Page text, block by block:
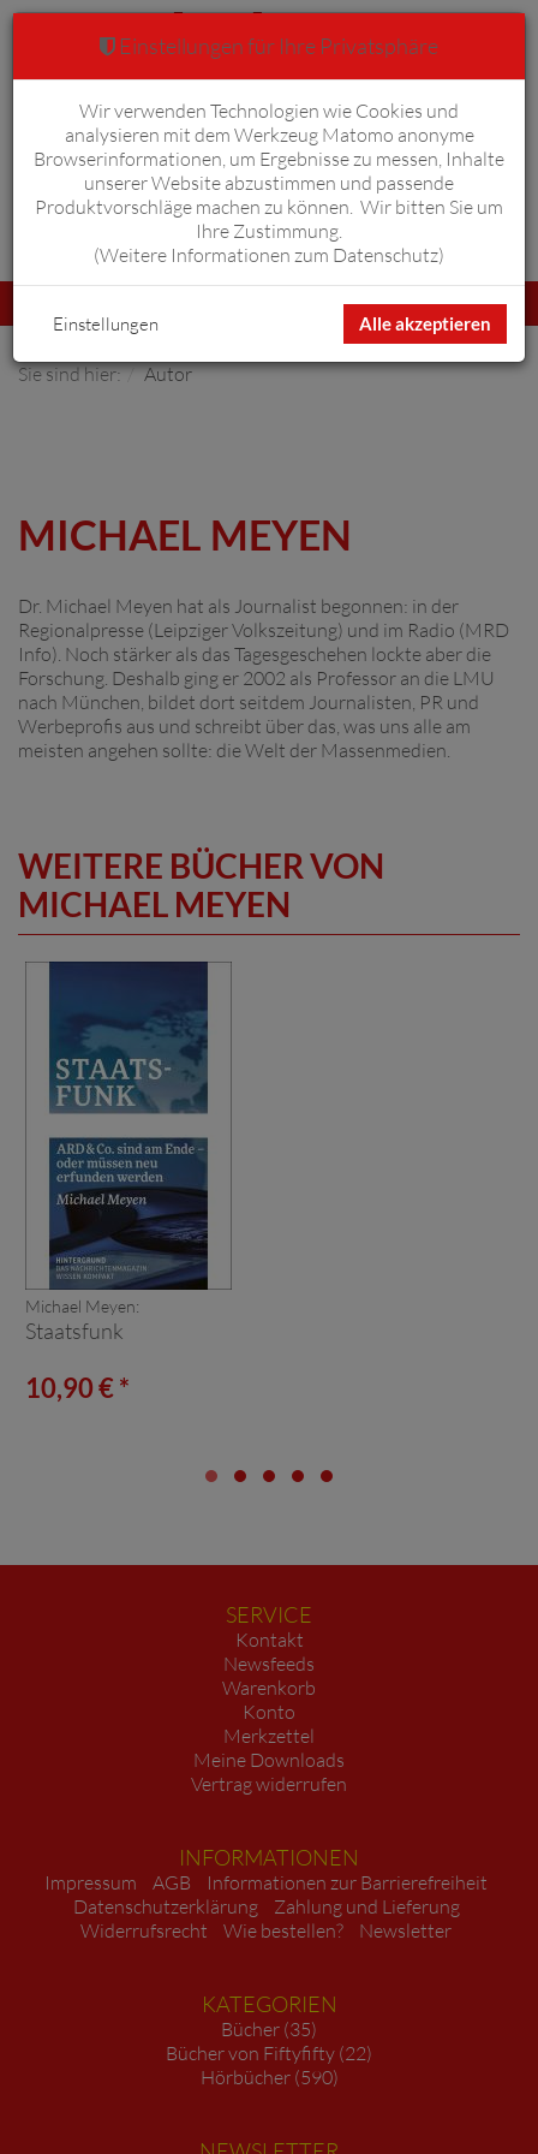
Anmelden Warenkorb 0
umschalten
Sie sind hier: Autor
MICHAEL MEYEN
Dr. Michael Meyen hat als Journalist begonnen: in der
Regionalpresse (Leipziger Volkszeitung) und im Radio (MRD
Info). Noch stärker als das Tagesgeschehen lockte aber die
Forschung. Deshalb ging er 2002 als Professor an die LMU
nach München, bildet dort seitdem Journalisten, PR und
Werbeprofis aus und schreibt über das, was uns alle am
meisten angehen sollte: die Welt der Massenmedien.
WEITERE BÜCHER VON
MICHAEL MEYEN
Michael Meyen:
Staatsfunk
10,90 € *
SERVICE
Kontakt
Newsfeeds
Warenkorb
Konto
Merkzettel
Meine Downloads
Vertrag widerrufen
INFORMATIONEN
Impressum AGB
Informationen zur Barrierefreiheit
Datenschutzerklärung
Zahlung und Lieferung
Widerrufsrecht
Wie bestellen? Newsletter
KATEGORIEN
Bücher (35)
Bücher von Fiftyfifty (22)
Hörbücher (590)
Einstellungen für Ihre Privatsphäre
Wir verwenden Technologien wie Cookies und
analysieren mit dem Werkzeug Matomo anonyme
Browserinformationen, um Ergebnisse zu messen, Inhalte
unserer Website abzustimmen und passende
Produktvorschläge machen zu können. Wir bitten Sie um
Ihre Zustimmung.
(Weitere Informationen zum Datenschutz)
Alle akzeptieren
Einstellungen